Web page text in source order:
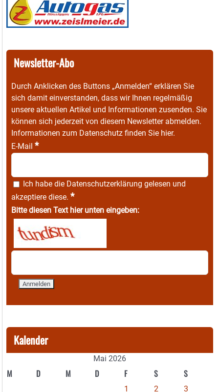
Newsletter-Abo
Durch Anklicken des Buttons „Anmelden“ erklären Sie
sich damit einverstanden, dass wir Ihnen regelmäßig
unsere aktuellen Artikel und Informationen zusenden. Sie
können sich jederzeit von diesem Newsletter abmelden.
Informationen zum Datenschutz finden Sie hier.
E-Mail *
Ich habe die Datenschutzerklärung gelesen und
akzeptiere diese. *
Bitte diesen Text hier unten eingeben:
Kalender
Mai 2026
M D M D F S S
1 2
3